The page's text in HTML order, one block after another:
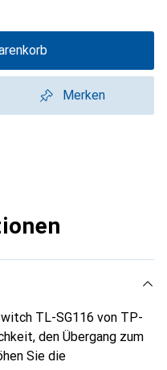
Merken
TL-SG116 von TP-
den Übergang zum
Sie die